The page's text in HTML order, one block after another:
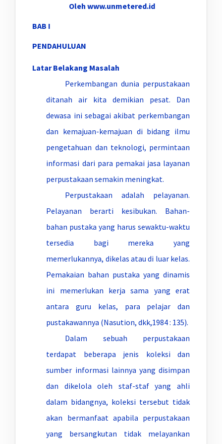
Oleh www.unmetered.id
BAB I
PENDAHULUAN
Latar Belakang Masalah
Perkembangan dunia perpustakaan
ditanah air kita demikian pesat. Dan
dewasa ini sebagai akibat perkembangan
dan kemajuan-kemajuan di bidang ilmu
pengetahuan dan teknologi, permintaan
informasi dari para pemakai jasa layanan
perpustakaan semakin meningkat.
Perpustakaan adalah pelayanan.
Pelayanan berarti kesibukan. Bahan-
bahan pustaka yang harus sewaktu-waktu
tersedia bagi mereka yang
memerlukannya, dikelas atau di luar kelas.
Pemakaian bahan pustaka yang dinamis
ini memerlukan kerja sama yang erat
antara guru kelas, para pelajar dan
pustakawannya (Nasution, dkk,1984 : 135).
Dalam sebuah perpustakaan
terdapat beberapa jenis koleksi dan
sumber informasi lainnya yang disimpan
dan dikelola oleh staf-staf yang ahli
dalam bidangnya, koleksi tersebut tidak
akan bermanfaat apabila perpustakaan
yang bersangkutan tidak melayankan